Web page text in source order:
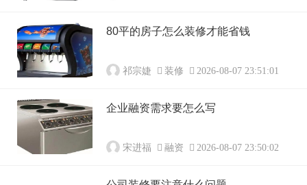
80平的房子怎么装修才能省钱
祁宗婕 装修 2026-08-07 23:51:01
企业融资需求要怎么写
宋进福 融资 2026-08-07 23:50:02